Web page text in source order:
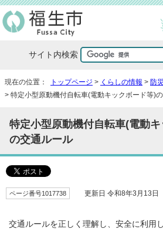
サイト内検索
現在の位置： トップページ > くらしの情報 > 防
> 特定小型原動機付自転車(電動キックボード等)
特定小型原動機付自転車(電動
の交通ルール
ページ番号1017738 更新日 令和8年3月13日
交通ルールを正しく理解し、安全に利用